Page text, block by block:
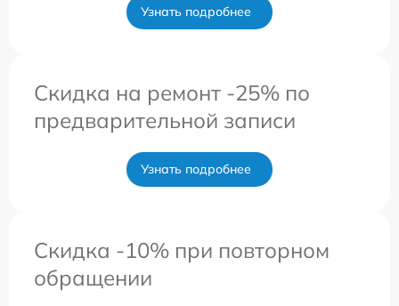
Узнать подробнее
Скидка на ремонт -25% по
предварительной записи
Узнать подробнее
Скидка -10% при повторном
обращении